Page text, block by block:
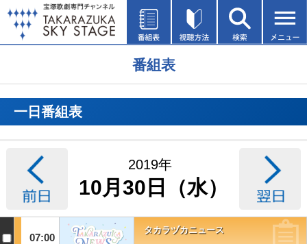
番組表
一日番組表
2019年
10月30日（水）
07:00
タカラヅカニュース